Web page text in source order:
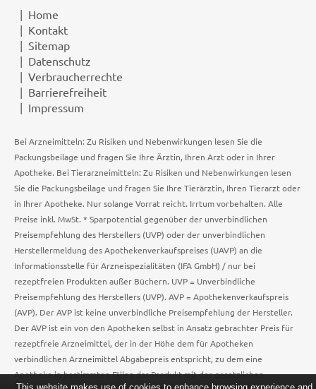
Home
Kontakt
Sitemap
Datenschutz
Verbraucherrechte
Barrierefreiheit
Impressum
Bei Arzneimitteln: Zu Risiken und Nebenwirkungen lesen Sie die
Packungsbeilage und fragen Sie Ihre Ärztin, Ihren Arzt oder in Ihrer
Apotheke. Bei Tierarzneimitteln: Zu Risiken und Nebenwirkungen lesen
Sie die Packungsbeilage und fragen Sie Ihre Tierärztin, Ihren Tierarzt oder
in Ihrer Apotheke. Nur solange Vorrat reicht. Irrtum vorbehalten. Alle
Preise inkl. MwSt. * Sparpotential gegenüber der unverbindlichen
Preisempfehlung des Herstellers (UVP) oder der unverbindlichen
Herstellermeldung des Apothekenverkaufspreises (UAVP) an die
Informationsstelle für Arzneispezialitäten (IFA GmbH) / nur bei
rezeptfreien Produkten außer Büchern. UVP = Unverbindliche
Preisempfehlung des Herstellers (UVP). AVP = Apothekenverkaufspreis
(AVP). Der AVP ist keine unverbindliche Preisempfehlung der Hersteller.
Der AVP ist ein von den Apotheken selbst in Ansatz gebrachter Preis für
rezeptfreie Arzneimittel, der in der Höhe dem für Apotheken
verbindlichen Arzneimittel Abgabepreis entspricht, zu dem eine
Apotheke in bestimmten Fällen das Produkt mit der gesetzlichen